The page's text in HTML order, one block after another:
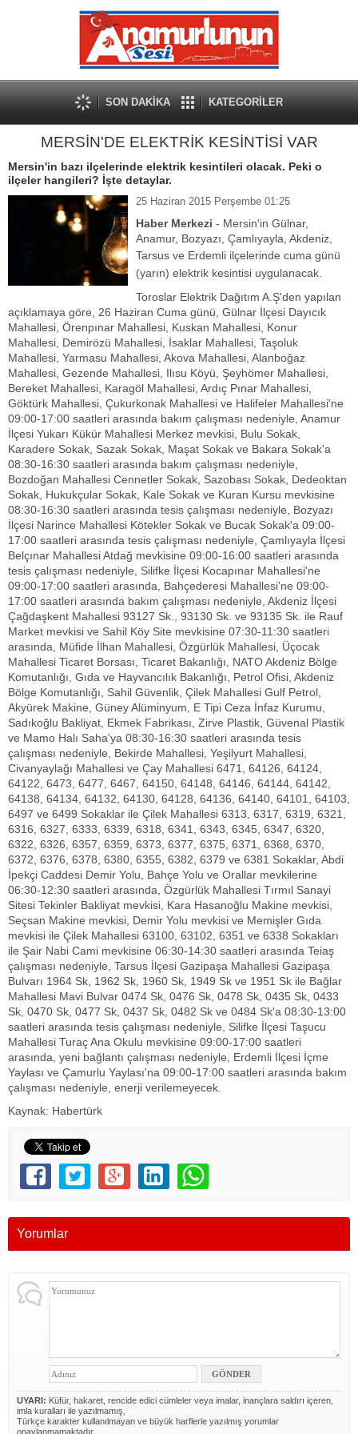
SON DAKİKA KATEGORİLER
MERSİN'DE ELEKTRİK KESİNTİSİ VAR
Mersin'in bazı ilçelerinde elektrik kesintileri olacak. Peki o
ilçeler hangileri? İşte detaylar.
25 Haziran 2015 Perşembe 01:25
Haber Merkezi - Mersin'in Gülnar,
Anamur, Bozyazı, Çamlıyayla, Akdeniz,
Tarsus ve Erdemli ilçelerinde cuma günü
(yarın) elektrik kesintisi uygulanacak.
Toroslar Elektrik Dağıtım A.Ş'den yapılan
açıklamaya göre, 26 Haziran Cuma günü, Gülnar İlçesi Dayıcık
Mahallesi, Örenpınar Mahallesi, Kuskan Mahallesi, Konur
Mahallesi, Demirözü Mahallesi, İsaklar Mahallesi, Taşoluk
Mahallesi, Yarmasu Mahallesi, Akova Mahallesi, Alanboğaz
Mahallesi, Gezende Mahallesi, Ilısu Köyü, Şeyhömer Mahallesi,
Bereket Mahallesi, Karagöl Mahallesi, Ardıç Pınar Mahallesi,
Göktürk Mahallesi, Çukurkonak Mahallesi ve Halifeler Mahallesi'ne
09:00-17:00 saatleri arasında bakım çalışması nedeniyle, Anamur
İlçesi Yukarı Kükür Mahallesi Merkez mevkisi, Bulu Sokak,
Karadere Sokak, Sazak Sokak, Maşat Sokak ve Bakara Sokak'a
08:30-16:30 saatleri arasında bakım çalışması nedeniyle,
Bozdoğan Mahallesi Cennetler Sokak, Sazobası Sokak, Dedeoktan
Sokak, Hukukçular Sokak, Kale Sokak ve Kuran Kursu mevkisine
08:30-16:30 saatleri arasında tesis çalışması nedeniyle, Bozyazı
İlçesi Narince Mahallesi Kötekler Sokak ve Bucak Sokak'a 09:00-
17:00 saatleri arasında tesis çalışması nedeniyle, Çamlıyayla İlçesi
Belçınar Mahallesi Atdağ mevkisine 09:00-16:00 saatleri arasında
tesis çalışması nedeniyle, Silifke İlçesi Kocapınar Mahallesi'ne
09:00-17:00 saatleri arasında, Bahçederesi Mahallesi'ne 09:00-
17:00 saatleri arasında bakım çalışması nedeniyle, Akdeniz İlçesi
Çağdaşkent Mahallesi 93127 Sk., 93130 Sk. ve 93135 Sk. ile Rauf
Market mevkisi ve Sahil Köy Site mevkisine 07:30-11:30 saatleri
arasında, Müfide İlhan Mahallesi, Özgürlük Mahallesi, Üçocak
Mahallesi Ticaret Borsası, Ticaret Bakanlığı, NATO Akdeniz Bölge
Komutanlığı, Gıda ve Hayvancılık Bakanlığı, Petrol Ofisi, Akdeniz
Bölge Komutanlığı, Sahil Güvenlik, Çilek Mahallesi Gulf Petrol,
Akyürek Makine, Güney Alüminyum, E Tipi Ceza İnfaz Kurumu,
Sadıkoğlu Bakliyat, Ekmek Fabrikası, Zirve Plastik, Güvenal Plastik
ve Mamo Halı Saha'ya 08:30-16:30 saatleri arasında tesis
çalışması nedeniyle, Bekirde Mahallesi, Yeşilyurt Mahallesi,
Civanyaylağı Mahallesi ve Çay Mahallesi 6471, 64126, 64124,
64122, 6473, 6477, 6467, 64150, 64148, 64146, 64144, 64142,
64138, 64134, 64132, 64130, 64128, 64136, 64140, 64101, 64103,
6497 ve 6499 Sokaklar ile Çilek Mahallesi 6313, 6317, 6319, 6321,
6316, 6327, 6333, 6339, 6318, 6341, 6343, 6345, 6347, 6320,
6322, 6326, 6357, 6359, 6373, 6377, 6375, 6371, 6368, 6370,
6372, 6376, 6378, 6380, 6355, 6382, 6379 ve 6381 Sokaklar, Abdi
İpekçi Caddesi Demir Yolu, Bahçe Yolu ve Orallar mevkilerine
06:30-12:30 saatleri arasında, Özgürlük Mahallesi Tırmıl Sanayi
Sitesi Tekinler Bakliyat mevkisi, Kara Hasanoğlu Makine mevkisi,
Seçsan Makine mevkisi, Demir Yolu mevkisi ve Memişler Gıda
mevkisi ile Çilek Mahallesi 63100, 63102, 6351 ve 6338 Sokakları
ile Şair Nabi Cami mevkisine 06:30-14:30 saatleri arasında Teiaş
çalışması nedeniyle, Tarsus İlçesi Gazipaşa Mahallesi Gazipaşa
Bulvarı 1964 Sk, 1962 Sk, 1960 Sk, 1949 Sk ve 1951 Sk ile Bağlar
Mahallesi Mavi Bulvar 0474 Sk, 0476 Sk, 0478 Sk, 0435 Sk, 0433
Sk, 0470 Sk, 0477 Sk, 0437 Sk, 0482 Sk ve 0484 Sk'a 08:30-13:00
saatleri arasında tesis çalışması nedeniyle, Silifke İlçesi Taşucu
Mahallesi Turaç Ana Okulu mevkisine 09:00-17:00 saatleri
arasında, yeni bağlantı çalışması nedeniyle, Erdemli İlçesi İçme
Yaylası ve Çamurlu Yaylası'na 09:00-17:00 saatleri arasında bakım
çalışması nedeniyle, enerji verilemeyecek.
Kaynak: Habertürk
Yorumlar
UYARI: Küfür, hakaret, rencide edici cümleler veya imalar, inançlara saldırı içeren,
imla kuralları ile yazılmamış,
Türkçe karakter kullanılmayan ve büyük harflerle yazılmış yorumlar
onaylanmamaktadır.